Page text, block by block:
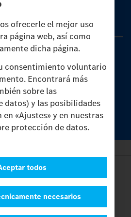
ofrecerle el mejor uso
página web, así como
dicha página.
consentimiento voluntario
Encontrará más
sobre las
datos) y las posibilidades
«Ajustes» y en nuestras
protección de datos.
necesarios
todos
Provider
Contacto